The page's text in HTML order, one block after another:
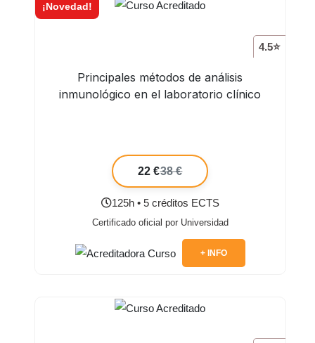
¡Novedad!
4.5⭐
Principales métodos de análisis
inmunológico en el laboratorio clínico
22 €38 €
125h • 5 créditos ECTS
Certificado oficial por Universidad
+ INFO